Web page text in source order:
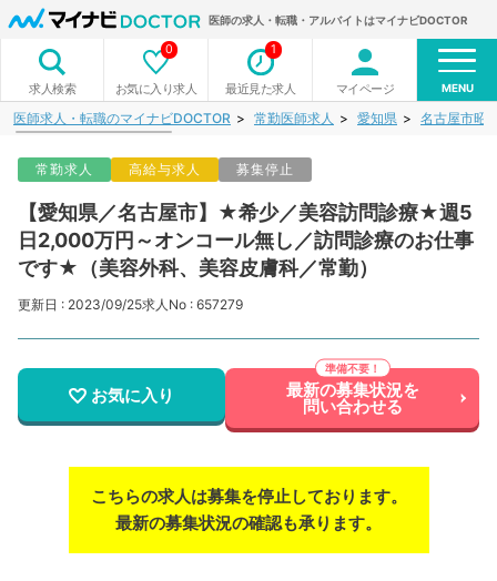
医師の求人・転職・アルバイトはマイナビDOCTOR
求人検索 お気に入り求人
0
最近見た求人
1
マイページ MENU
医師求人・転職のマイナビDOCTOR 常勤医師求人 愛知県 名古屋市昭
常勤求人 高給与求人 募集停止
【愛知県／名古屋市】★希少／美容訪問診療★週5
日2,000万円～オンコール無し／訪問診療のお仕事
です★（美容外科、美容皮膚科／常勤）
更新日 : 2023/09/25求人No : 657279
お気に入り 最新の募集状況を
問い合わせる
こちらの求人は募集を停止しております。
最新の募集状況の確認も承ります。